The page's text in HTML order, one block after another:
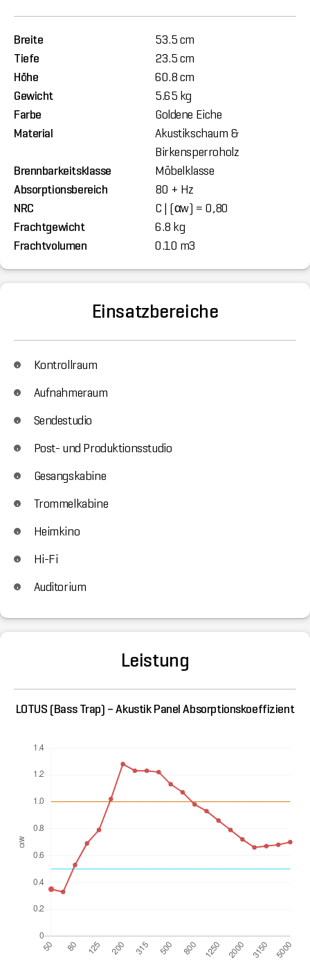
Breite
53.5 cm
Tiefe
23.5 cm
Höhe
60.8 cm
Gewicht
5.65 kg
Farbe
Goldene Eiche
Material
Akustikschaum &
Birkensperroholz
Brennbarkeitsklasse
Möbelklasse
Absorptionsbereich
80 + Hz
NRC
C | (αw) = 0,80
Frachtgewicht
6.8 kg
Frachtvolumen
0.10 m3
Einsatzbereiche
Kontrollraum
Aufnahmeraum
Sendestudio
Post- und Produktionsstudio
Gesangskabine
Trommelkabine
Heimkino
Hi-Fi
Auditorium
Leistung
LOTUS (Bass Trap) – Akustik Panel Absorptionskoeffizient